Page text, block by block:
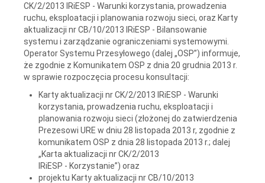
CK/2/2013 IRiESP - Warunki korzystania, prowadzenia
ruchu, eksploatacji i planowania rozwoju sieci, oraz Karty
aktualizacji nr CB/10/2013 IRiESP - Bilansowanie
systemu i zarządzanie ograniczeniami systemowymi.
Operator Systemu Przesyłowego (dalej „OSP”) informuje,
że zgodnie z Komunikatem OSP z dnia 20 grudnia 2013 r.
w sprawie rozpoczęcia procesu konsultacji:
Karty aktualizacji nr CK/2/2013 IRiESP - Warunki
korzystania, prowadzenia ruchu, eksploatacji i
planowania rozwoju sieci (złożonej do zatwierdzenia
Prezesowi URE w dniu 28 listopada 2013 r, zgodnie z
komunikatem OSP z dnia 28 listopada 2013 r.; dalej
„Karta aktualizacji nr CK/2/2013
IRiESP - Korzystanie”) oraz
projektu Karty aktualizacji nr CB/10/2013